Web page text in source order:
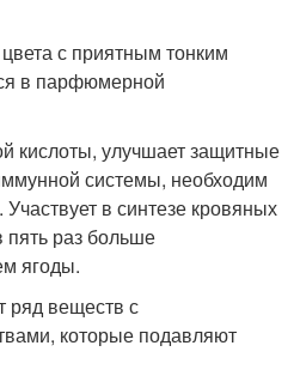
с приятным тонким
в парфюмерной
кислоты, улучшает защитные
системы, необходим
в синтезе кровяных
пять раз больше
ягоды.
ряд веществ с
которые подавляют